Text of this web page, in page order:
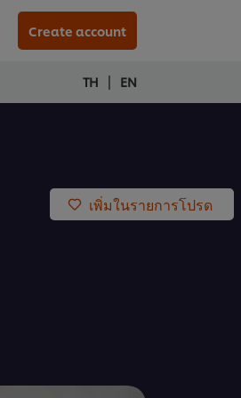
Create account
TH | EN
เพิ่มในรายการโปรด